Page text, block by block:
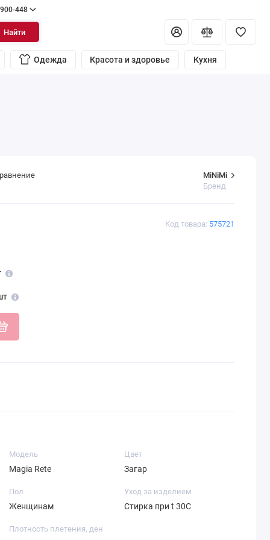
448
Найти
Одежда Красота и здоровье Кухня
Код товара: 575721
MiNiMi
Бренд
Модель
Magia Rete
Цвет
Загар
Пол
Женщинам
Уход за изделием
Стирка при t 30С
Плотность плетения, ден